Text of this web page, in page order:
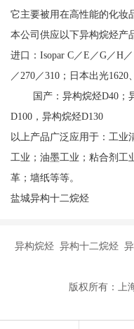
它主要被用在高性能的化妆
本公司供应以下异构烷烃产
进口：Isopar C／E／G／H
／270／310；日本出光
国产：异构烷烃D40；异
D100，异构烷烃D130
以上产品广泛应用于：工业
工业；油墨工业；粘合剂工
革；墙纸等等。
盐城异构十二烷烃
异构烷烃 异构十二烷烃
版权所有：上